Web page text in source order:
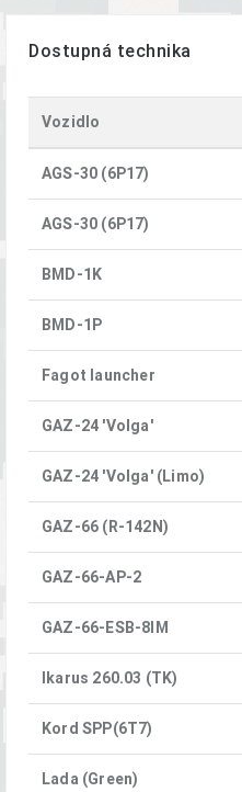
Dostupná technika
Vozidlo
AGS-30 (6P17)
AGS-30 (6P17)
BMD-1K
BMD-1P
Fagot launcher
GAZ-24 'Volga'
GAZ-24 'Volga' (Limo)
GAZ-66 (R-142N)
GAZ-66-AP-2
GAZ-66-ESB-8IM
Ikarus 260.03 (TK)
Kord SPP(6T7)
Lada (Green)